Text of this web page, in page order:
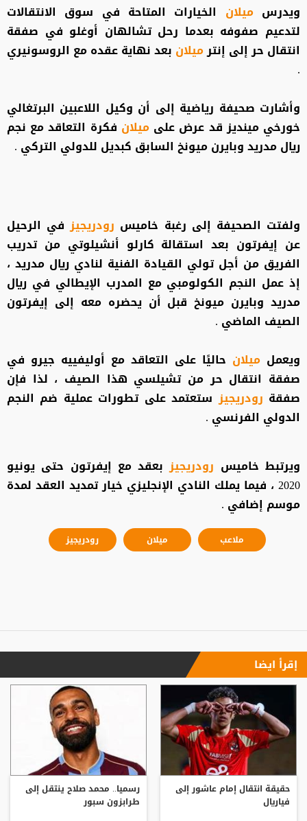
ويدرس ميلان الخيارات المتاحة في سوق الانتقالات
لتدعيم صفوفه بعدما رحل تشالهان أوغلو في صفقة
انتقال حر إلى إنترميلان بعد نهاية عقده مع الروسونيري
.
وأشارت صحيفة رياضية إلى أن وكيل اللاعبين البرتغالي
خورخي مينديز قد عرض على ميلان فكرة التعاقد مع نجم
ريال مدريد وبايرن ميونخ السابق كبديل للدولي التركي .
ولفتت الصحيفة إلى رغبة خاميس رودريجيز في الرحيل
عن إيفرتون بعد استقالة كارلو أنشيلوتي من تدريب
الفريق من أجل تولي القيادة الفنية لنادي ريال مدريد ،
إذ عمل النجم الكولومبي مع المدرب الإيطالي في ريال
مدريد وبايرن ميونخ قبل أن يحضره معه إلى إيفرتون
الصيف الماضي .
ويعمل ميلان حاليًا على التعاقد مع أوليفييه جيرو في
صفقة انتقال حر من تشيلسي هذا الصيف ، لذا فإن
صفقة رودريجيز ستعتمد على تطورات عملية ضم النجم
الدولي الفرنسي .
ويرتبط خاميس رودريجيز بعقد مع إيفرتون حتى يونيو
2020 ، فيما يملك النادي الإنجليزي خيار تمديد العقد لمدة
موسم إضافي .
ملاعب ميلان رودريجيز
إقرأ ايضا
حقيقة انتقال إمام عاشور إلى
فياريال
رسميا.. محمد صلاح ينتقل إلى
طرابزون سبور